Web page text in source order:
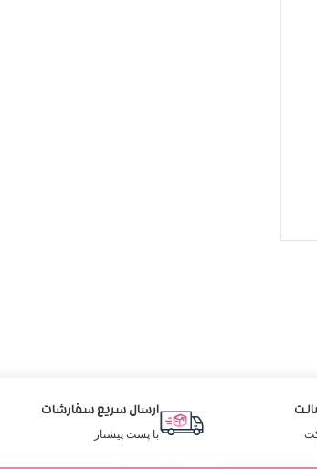
ارسال سریع سفارشات
با پست پیشتاز